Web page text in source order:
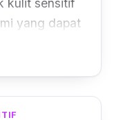
kulit sensitif
yang dapat